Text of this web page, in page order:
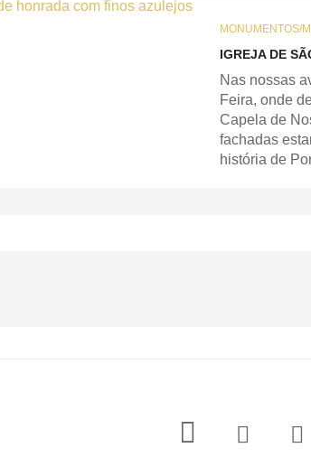
MONUMENTOS/
IGREJA DE
Nas nossas
Feira, onde
Capela de
fachadas
história de